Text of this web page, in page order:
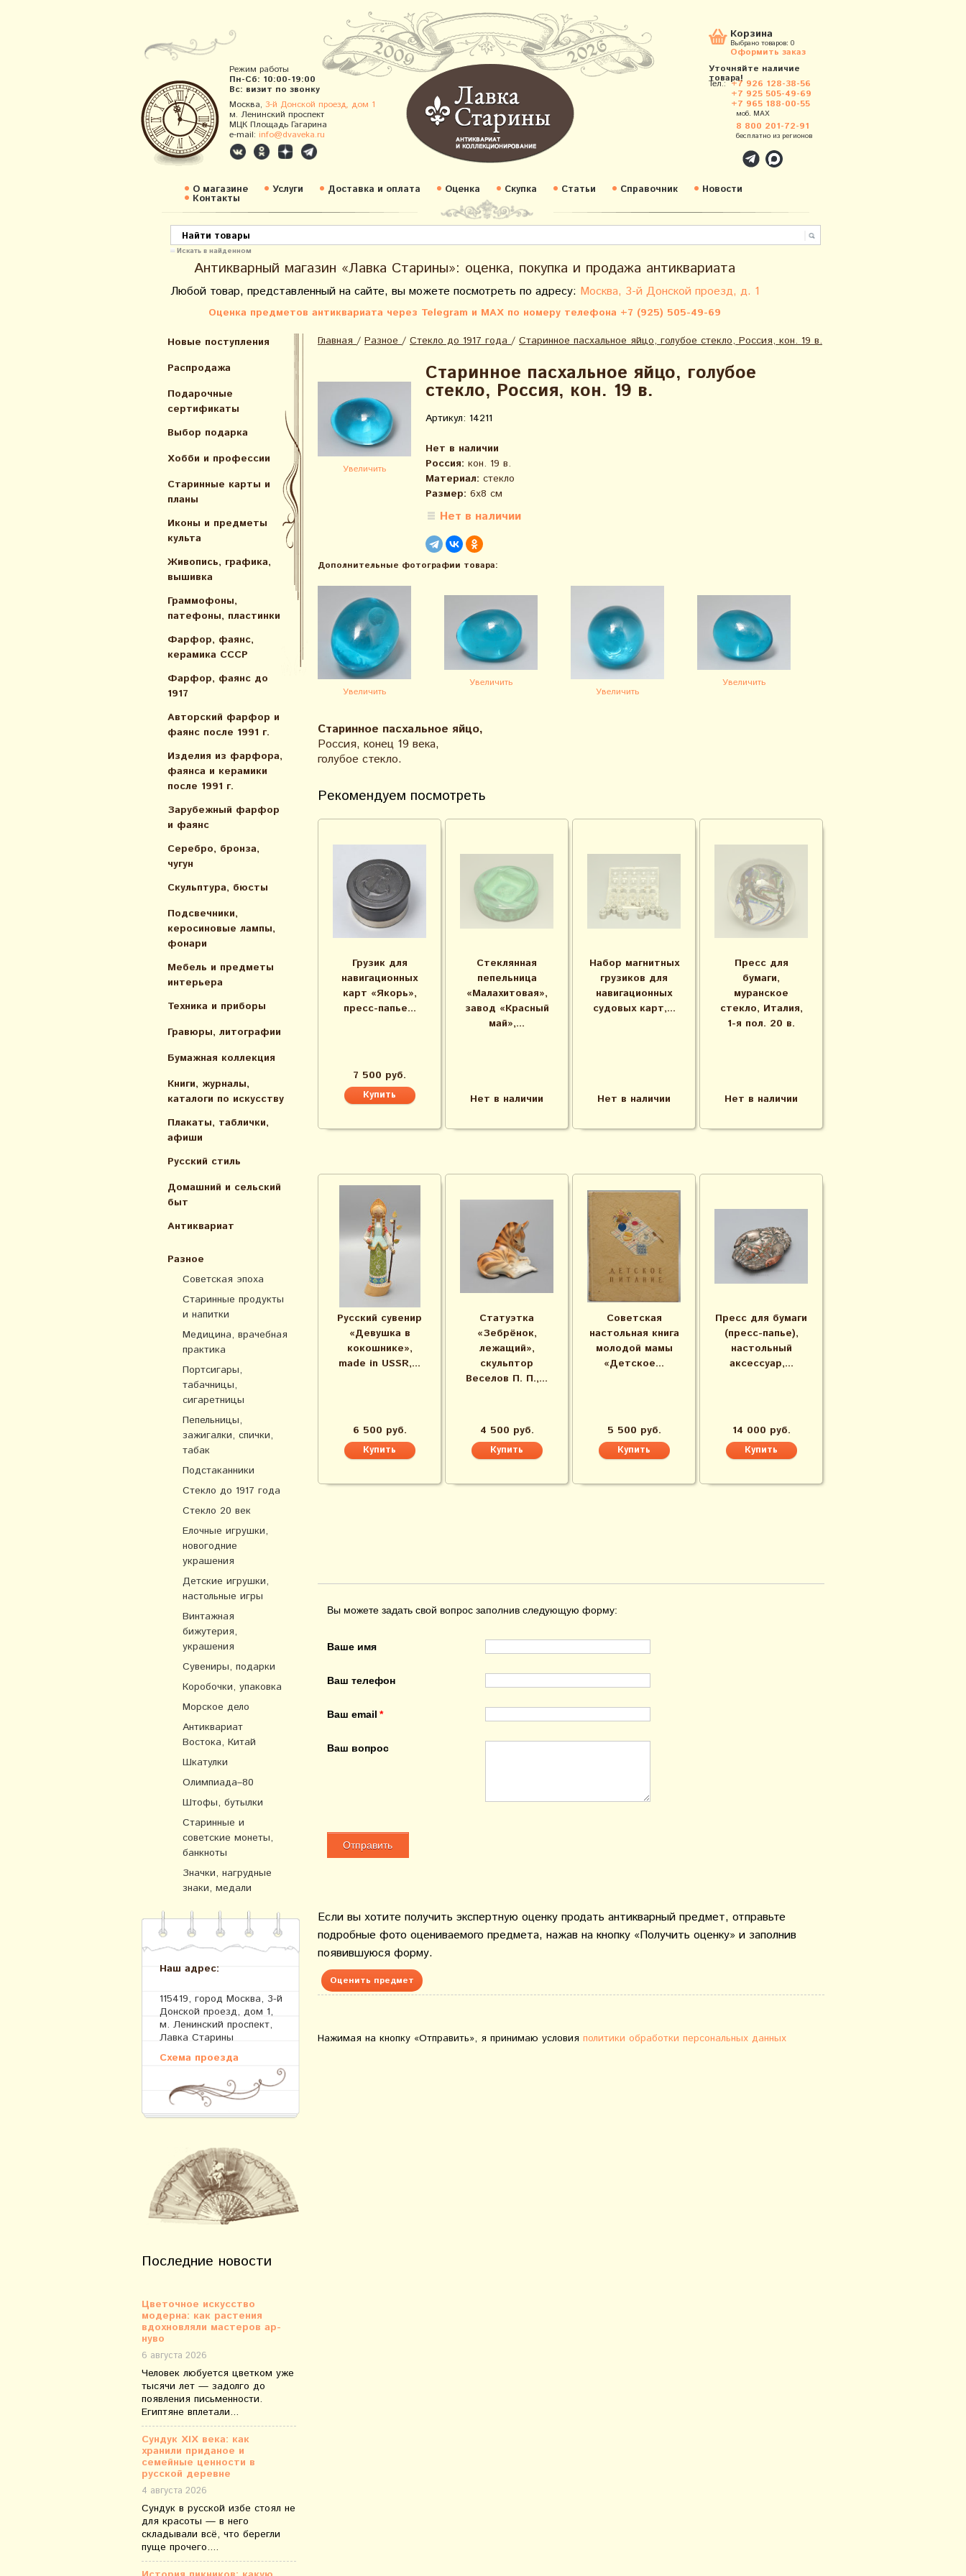
Режим работы
Пн-Сб: 10:00-19:00
Вс: визит по звонку
Москва, 3-й Донской проезд, дом 1
м. Ленинский проспект
МЦК Площадь Гагарина
e-mail: info@dvaveka.ru
Корзина
Выбрано товаров: 0
Оформить заказ
Уточняйте наличие
товара!
Тел.: +7 926 128-38-56
+7 925 505-49-69
+7 965 188-00-55
моб. MAX
8 800 201-72-91
бесплатно из регионов
О магазине Услуги Доставка и оплата Оценка Скупка Статьи Справочник Новости
Контакты
Искать в найденном
Антикварный магазин «Лавка Старины»: оценка, покупка и продажа антиквариата
Любой товар, представленный на сайте, вы можете посмотреть по адресу: Москва, 3-й Донской проезд, д. 1
Оценка предметов антиквариата через Telegram и MAX по номеру телефона +7 (925) 505-49-69
Новые поступления
Распродажа
Подарочные
сертификаты
Выбор подарка
Хобби и профессии
Старинные карты и
планы
Иконы и предметы
культа
Живопись, графика,
вышивка
Граммофоны,
патефоны, пластинки
Фарфор, фаянс,
керамика СССР
Фарфор, фаянс до
1917
Авторский фарфор и
фаянс после 1991 г.
Изделия из фарфора,
фаянса и керамики
после 1991 г.
Зарубежный фарфор
и фаянс
Серебро, бронза,
чугун
Скульптура, бюсты
Подсвечники,
керосиновые лампы,
фонари
Мебель и предметы
интерьера
Техника и приборы
Гравюры, литографии
Бумажная коллекция
Книги, журналы,
каталоги по искусcтву
Плакаты, таблички,
афиши
Русский стиль
Домашний и сельский
быт
Антиквариат
Разное
Советская эпоха
Старинные продукты
и напитки
Медицина, врачебная
практика
Портсигары,
табачницы,
сигаретницы
Пепельницы,
зажигалки, спички,
табак
Подстаканники
Стекло до 1917 года
Стекло 20 век
Елочные игрушки,
новогодние
украшения
Детские игрушки,
настольные игры
Винтажная
бижутерия,
украшения
Сувениры, подарки
Коробочки, упаковка
Морское дело
Антиквариат
Востока, Китай
Шкатулки
Олимпиада–80
Штофы, бутылки
Старинные и
советские монеты,
банкноты
Значки, нагрудные
знаки, медали
Наш адрес:
115419, город Москва, 3-й
Донской проезд, дом 1,
м. Ленинский проспект,
Лавка Старины
Схема проезда
Последние новости
Цветочное искусство
модерна: как растения
вдохновляли мастеров ар-
нуво
6 августа 2026
Человек любуется цветком уже
тысячи лет — задолго до
появления письменности.
Египтяне вплетали...
Сундук XIX века: как
хранили приданое и
семейные ценности в
русской деревне
4 августа 2026
Сундук в русской избе стоял не
для красоты — в него
складывали всё, что берегли
пуще прочего....
Главная / Разное / Стекло до 1917 года / Старинное пасхальное яйцо, голубое стекло, Россия, кон. 19 в.
Увеличить
Старинное пасхальное яйцо, голубое
стекло, Россия, кон. 19 в.
Артикул: 14211
Нет в наличии
Россия: кон. 19 в.
Материал: стекло
Размер: 6х8 см
Нет в наличии
Дополнительные фотографии товара:
Увеличить
Увеличить
Увеличить
Увеличить
Старинное пасхальное яйцо,
Россия, конец 19 века,
голубое стекло.
Рекомендуем посмотреть
Грузик для
навигационных
карт «Якорь»,
пресс-папье...
7 500 руб.
Стеклянная
пепельница
«Малахитовая»,
завод «Красный
май»,...
Нет в наличии
Набор магнитных
грузиков для
навигационных
судовых карт,...
Нет в наличии
Пресс для
бумаги,
муранское
стекло, Италия,
1-я пол. 20 в.
Нет в наличии
Русский сувенир
«Девушка в
кокошнике»,
made in USSR,...
6 500 руб.
Статуэтка
«Зебрёнок,
лежащий»,
скульптор
Веселов П. П.,...
4 500 руб.
Советская
настольная книга
молодой мамы
«Детское...
5 500 руб.
Пресс для бумаги
(пресс-папье),
настольный
аксессуар,...
14 000 руб.
Вы можете задать свой вопрос заполнив следующую форму:
Ваше имя
Ваш телефон
Ваш email
Ваш вопрос
Если вы хотите получить экспертную оценку продать антикварный предмет, отправьте
подробные фото оцениваемого предмета, нажав на кнопку «Получить оценку» и заполнив
появившуюся форму.
Оценить предмет
Нажимая на кнопку «Отправить», я принимаю условия политики обработки персональных данных